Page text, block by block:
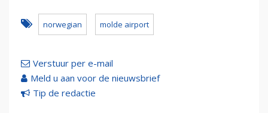
norwegian molde airport
Verstuur per e-mail
Meld u aan voor de nieuwsbrief
Tip de redactie